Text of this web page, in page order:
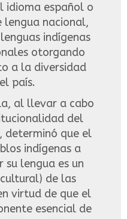
idioma español o
lengua nacional,
indígenas
otorgando
a la diversidad
país.
al llevar a cabo
del
determinó que el
indígenas a
su lengua es un
de las
virtud de que el
esencial de